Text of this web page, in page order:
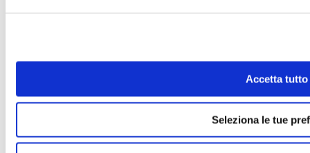
Accetta tutto
Seleziona le tue
Tutta la cremosità del cappuccino, in versione vegetale!